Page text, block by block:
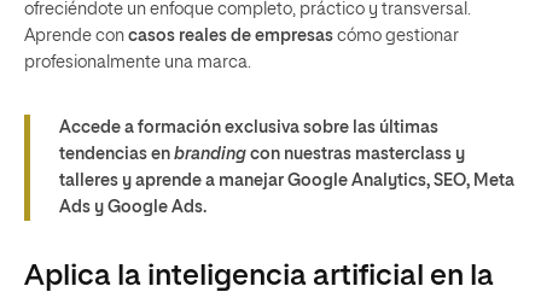
ofreciéndote un enfoque completo, práctico y transversal.
Aprende con casos reales de empresas cómo gestionar
profesionalmente una marca.
Accede a formación exclusiva sobre las últimas
tendencias en branding con nuestras masterclass y
talleres y aprende a manejar Google Analytics, SEO, Meta
Ads y Google Ads.
Aplica la inteligencia artificial en la